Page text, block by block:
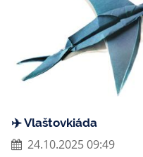
✈️ Vlaštovkiáda
24.10.2025 09:49